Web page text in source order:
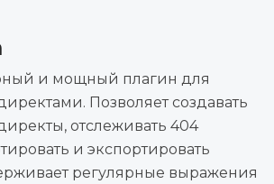
и мощный плагин для
Позволяет создавать
отслеживать 404
и экспортировать
регулярные выражения